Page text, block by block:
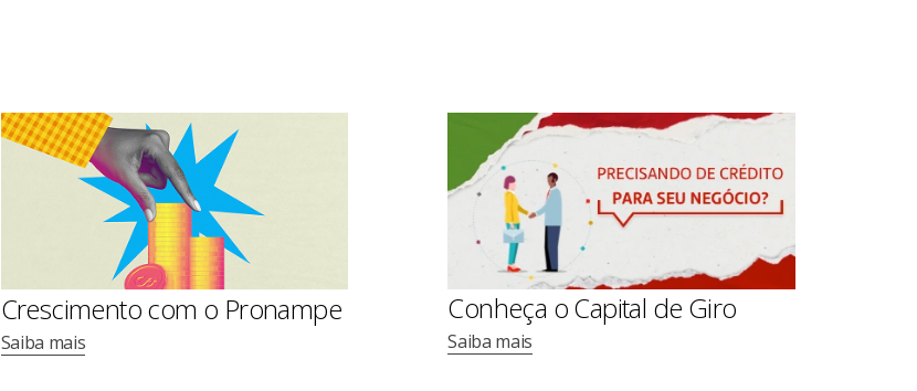
Crescimento com o Pronampe
Saiba mais
Conheça o Capital de Giro
Saiba mais